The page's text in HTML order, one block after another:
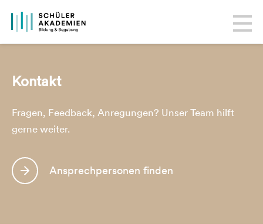
Kontakt
Fragen, Feedback, Anregungen? Unser Team hilft
gerne weiter.
Ansprechpersonen finden